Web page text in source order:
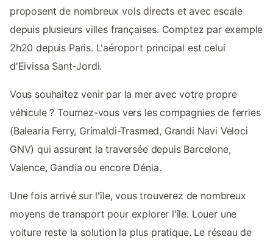
proposent de nombreux vols directs et avec escale
depuis plusieurs villes françaises. Comptez par exemple
2h20 depuis Paris. L'aéroport principal est celui
d'Eivissa Sant-Jordi.
Vous souhaitez venir par la mer avec votre propre
véhicule ? Tournez-vous vers les compagnies de ferries
(Balearia Ferry, Grimaldi-Trasmed, Grandi Navi Veloci
GNV) qui assurent la traversée depuis Barcelone,
Valence, Gandia ou encore Dénia.
Une fois arrivé sur l'île, vous trouverez de nombreux
moyens de transport pour explorer l'île. Louer une
voiture reste la solution la plus pratique. Le réseau de